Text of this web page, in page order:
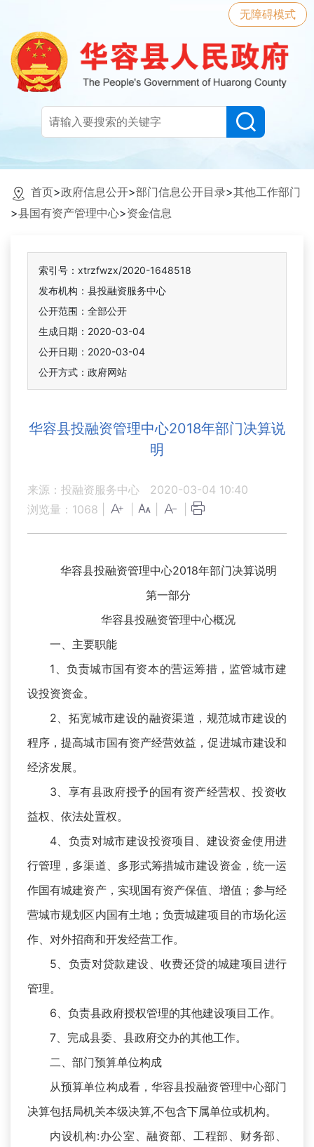
无障碍模式
首页>政府信息公开>部门信息公开目录>其他工作部门
>县国有资产管理中心>资金信息
索引号：xtrzfwzx/2020-1648518
发布机构：县投融资服务中心
公开范围：全部公开
生成日期：2020-03-04
公开日期：2020-03-04
公开方式：政府网站
华容县投融资管理中心2018年部门决算说
明
来源：投融资服务中心
2020-03-04 10:40
浏览量： 1068
华容县投融资管理中心2018年部门决算说明
第一部分
华容县投融资管理中心概况
一、主要职能
1、负责城市国有资本的营运筹措，监管城市建
设投资资金。
2、拓宽城市建设的融资渠道，规范城市建设的
程序，提高城市国有资产经营效益，促进城市建设和
经济发展。
3、享有县政府授予的国有资产经营权、投资收
益权、依法处置权。
4、负责对城市建设投资项目、建设资金使用进
行管理，多渠道、多形式筹措城市建设资金，统一运
作国有城建资产，实现国有资产保值、增值；参与经
营城市规划区内国有土地；负责城建项目的市场化运
作、对外招商和开发经营工作。
5、负责对贷款建设、收费还贷的城建项目进行
管理。
6、负责县政府授权管理的其他建设项目工作。
7、完成县委、县政府交办的其他工作。
二、部门预算单位构成
从预算单位构成看，华容县投融资管理中心部门
决算包括局机关本级决算,不包含下属单位或机构。
内设机构:办公室、融资部、工程部、财务部、